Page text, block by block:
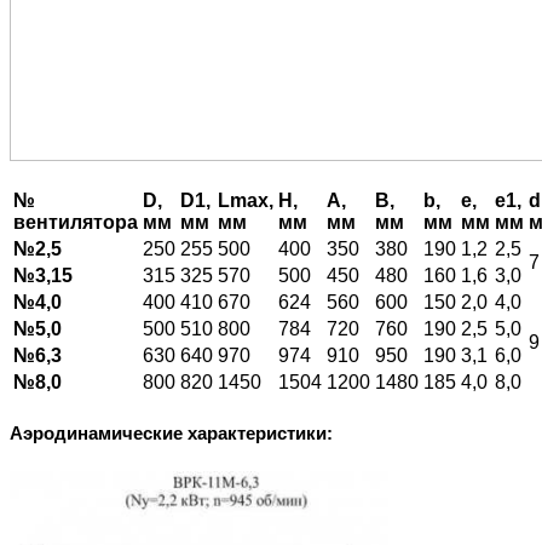
№
вентилятора
D,
мм
D1,
мм
Lmax,
мм
H,
мм
A,
мм
B,
мм
b,
мм
e,
мм
e1,
мм
№2,5
250 255 500 400 350 380 190 1,2 2,5
7
№3,15 315 325 570 500 450 480 160 1,6 3,0
№4,0
400 410 670 624 560 600 150 2,0 4,0
9
№5,0 500 510 800 784 720 760 190 2,5 5,0
№6,3
630 640 970 974 910 950 190 3,1 6,0
№8,0
800 820 1450 1504 1200 1480 185 4,0 8,0
Аэродинамические характеристики: